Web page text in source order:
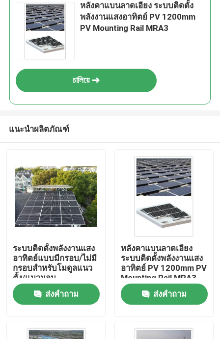
บ้าน
สินค้า
วิดีโอ
หลังคาแบนลาดเอียง ระบบติดตั้ง
พลังงานแสงอาทิตย์ PV 1200mm
PV Mounting Rail MRA3
চালিয়ে
แนะนำผลิตภัณฑ์
ระบบติดตั้งพลังงานแสง
อาทิตย์แบบมีกรอบ/ไม่มี
กรอบสำหรับโมดูลแนว
ตั้ง/แนวนอน
ส่งคำถาม
หลังคาแบนลาดเอียง
ระบบติดตั้งพลังงานแสง
อาทิตย์ PV 1200mm PV
Mounting Rail MRA3
ส่งคำถาม